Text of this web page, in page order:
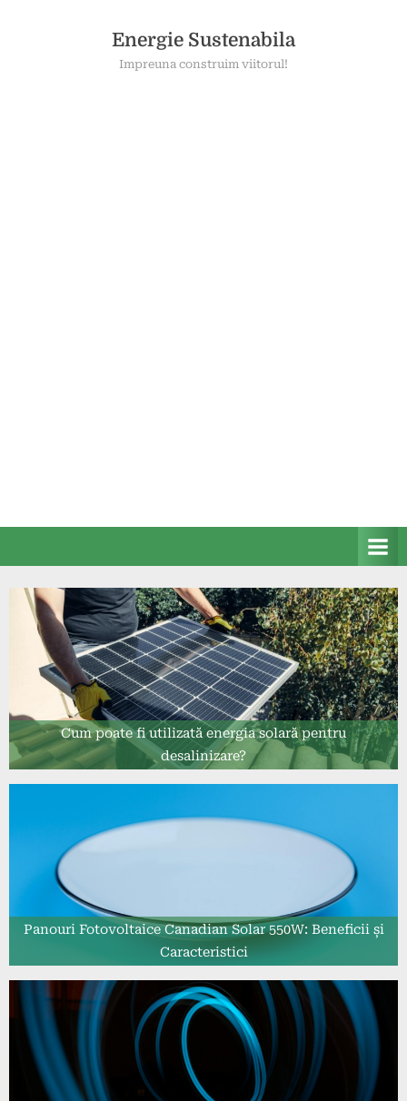
Energie Sustenabila
Impreuna construim viitorul!
Cum poate fi utilizată energia solară pentru
desalinizare?
Panouri Fotovoltaice Canadian Solar 550W: Beneficii și
Caracteristici